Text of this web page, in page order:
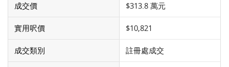
成交價 $313.8 萬元
實用呎價 $10,821
成交類別 註冊處成交